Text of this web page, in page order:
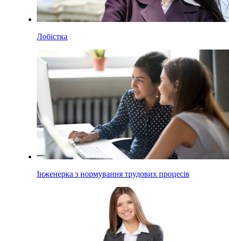
Лобістка
Інженерка з нормування трудових процесів